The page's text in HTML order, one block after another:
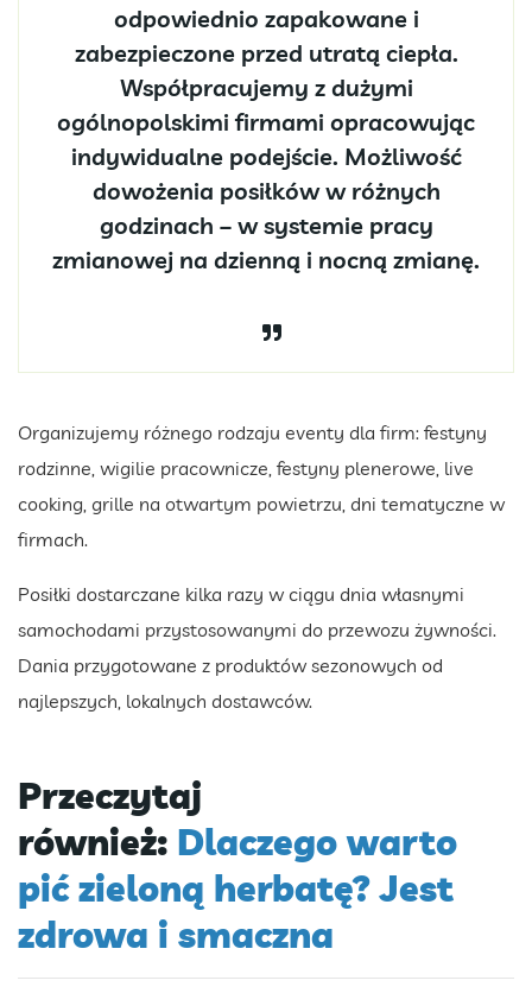
odpowiednio zapakowane i
zabezpieczone przed utratą ciepła.
Współpracujemy z dużymi
ogólnopolskimi firmami opracowując
indywidualne podejście. Możliwość
dowożenia posiłków w różnych
godzinach – w systemie pracy
zmianowej na dzienną i nocną zmianę.
Organizujemy różnego rodzaju eventy dla firm: festyny
rodzinne, wigilie pracownicze, festyny plenerowe, live
cooking, grille na otwartym powietrzu, dni tematyczne w
firmach.
Posiłki dostarczane kilka razy w ciągu dnia własnymi
samochodami przystosowanymi do przewozu żywności.
Dania przygotowane z produktów sezonowych od
najlepszych, lokalnych dostawców.
Przeczytaj
również: Dlaczego warto
pić zieloną herbatę? Jest
zdrowa i smaczna